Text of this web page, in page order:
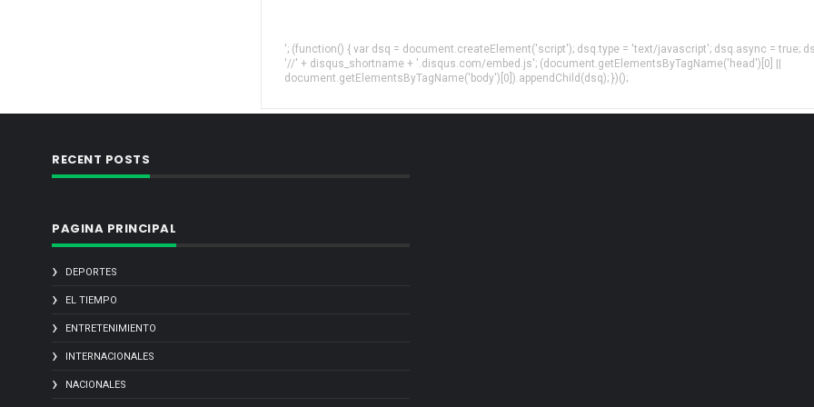
'; (function() { var dsq = document.createElement('script'); dsq.type = 'text/javascript'; dsq.async = true;
'//' + disqus_shortname + '.disqus.com/embed.js'; (document.getElementsByTagName('head')[0] ||
document.getElementsByTagName('body')[0]).appendChild(dsq); })();
RECENT POSTS
PAGINA PRINCIPAL
DEPORTES
EL TIEMPO
ENTRETENIMIENTO
INTERNACIONALES
NACIONALES